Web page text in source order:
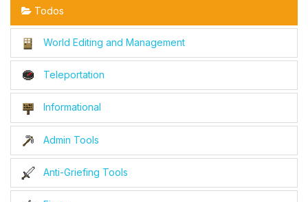
Todos
World Editing and Management
Teleportation
Informational
Admin Tools
Anti-Griefing Tools